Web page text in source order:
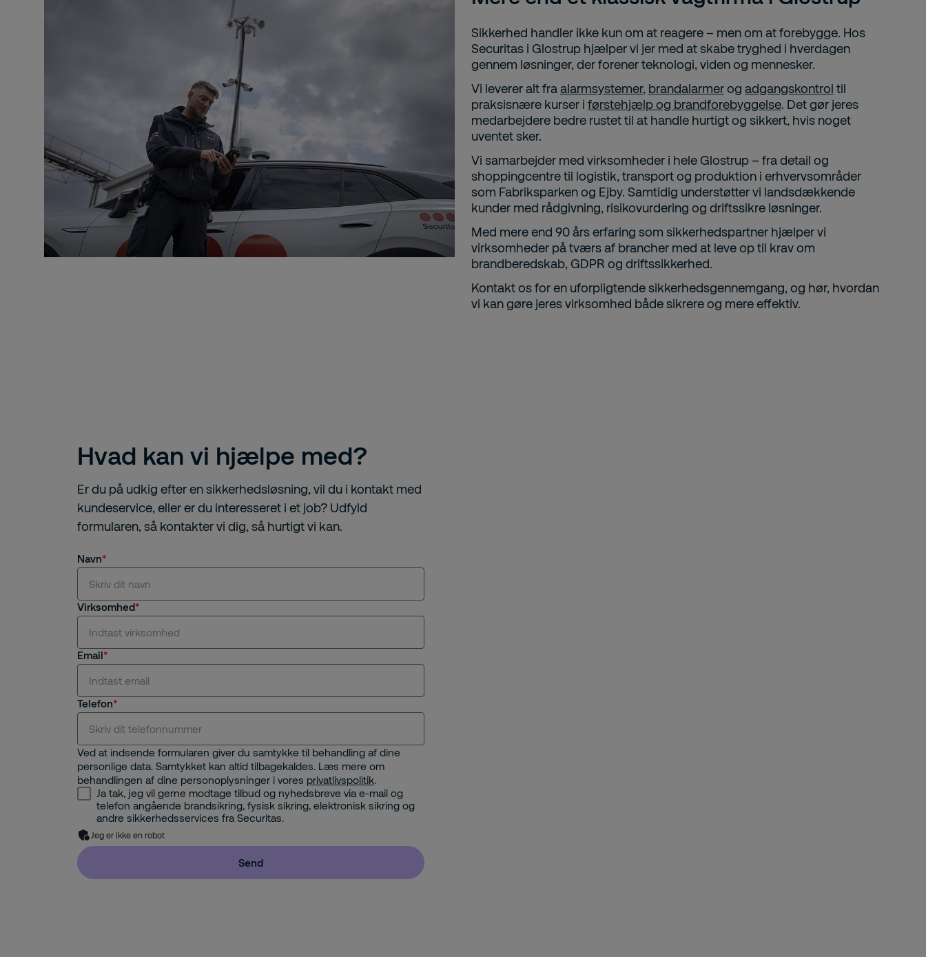
Sikkerhed handler ikke kun om at reagere – men om at forebygge. Hos
Securitas i Glostrup hjælper vi jer med at skabe tryghed i hverdagen
gennem løsninger, der forener teknologi, viden og mennesker.
Vi leverer alt fra alarmsystemer, brandalarmerog adgangskontrol til
praksisnære kurser i førstehjælp og brandforebyggelse. Det gør jeres
medarbejdere bedre rustet til at handle hurtigt og sikkert, hvis noget
uventet sker.
Vi samarbejder med virksomheder i hele Glostrup – fra detail og
shoppingcentre til logistik, transport og produktion i erhvervsområder
som Fabriksparken og Ejby. Samtidig understøtter vi landsdækkende
kunder med rådgivning, risikovurdering og driftssikre løsninger.
Med mere end 90 års erfaring som sikkerhedspartner hjælper vi
virksomheder på tværs af brancher med at leve op til krav om
brandberedskab, GDPR og driftssikkerhed.
Kontakt os for en uforpligtende sikkerhedsgennemgang, og hør, hvordan
vi kan gøre jeres virksomhed både sikrere og mere effektiv.
Hvad kan vi hjælpe med?
Er du på udkig efter en sikkerhedsløsning, vil du i kontakt med
kundeservice, eller er du interesseret i et job? Udfyld
formularen, så kontakter vi dig, så hurtigt vi kan.
Navn
Virksomhed
Email
Telefon
Ved at indsende formularen giver du samtykke til behandling af dine
personlige data. Samtykket kan altid tilbagekaldes. Læs mere om
behandlingen af dine personoplysninger i vores privatlivspolitik.
Ja tak, jeg vil gerne modtage tilbud og nyhedsbreve via e-mail og
telefon angående brandsikring, fysisk sikring, elektronisk sikring og
andre sikkerhedsservices fra Securitas.
Jeg er ikke en robot
Send